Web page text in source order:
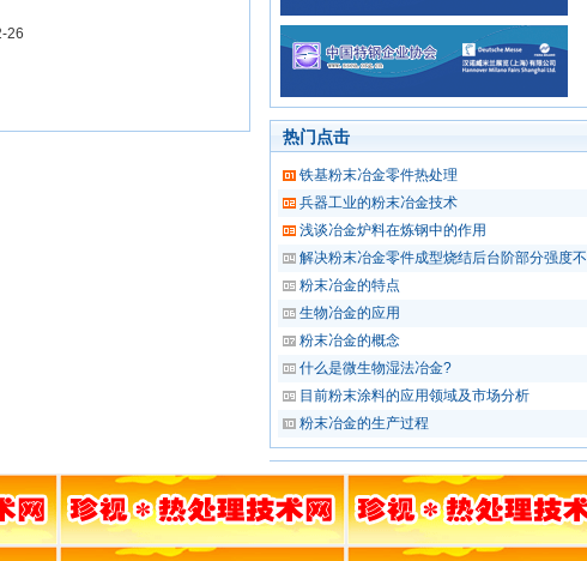
26
热门点击
铁基粉末冶金零件热处理
兵器工业的粉末冶金技术
浅谈冶金炉料在炼钢中的作用
解决粉末冶金零件成型烧结后台阶部分强度不
粉末冶金的特点
生物冶金的应用
粉末冶金的概念
什么是微生物湿法冶金?
目前粉末涂料的应用领域及市场分析
粉末冶金的生产过程